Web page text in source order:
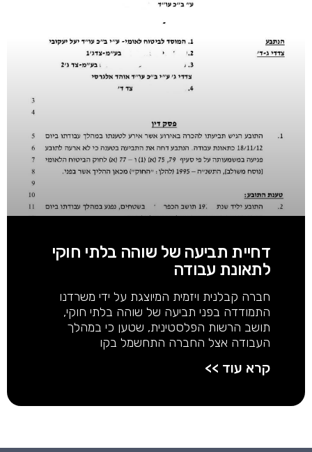
דחיית תביעה של שוהה בלתי חוקי
לתאונת עבודה
חברה קבלנית ויזמית המיוצגת על ידי משרדנו
התמודדה בפני תביעה של שוהה בלתי חוקי,
תושב הרשות הפלסטינית, שטען כי במהלך
העבודה אצל החברה התחשמל בקו
קרא עוד >>